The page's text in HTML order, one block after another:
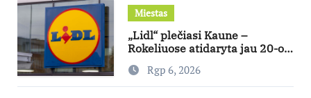
Miestas
„Lidl“ plečiasi Kaune –
Rokeliuose atidaryta jau 20-oji
parduotuvė mieste
Rgp 6, 2026